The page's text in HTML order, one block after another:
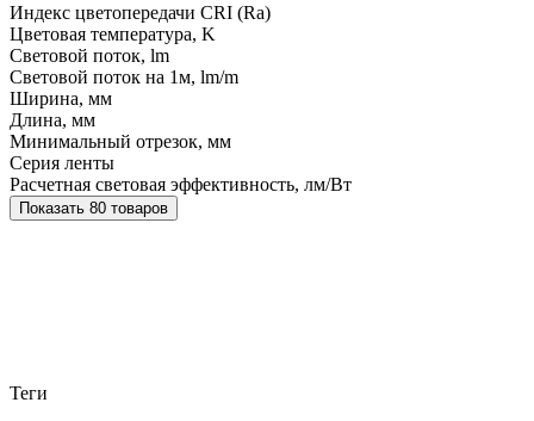
Индекс цветопередачи CRI (Ra)
Цветовая температура, K
Световой поток, lm
Световой поток на 1м, lm/m
Ширина, мм
Длина, мм
Минимальный отрезок, мм
Серия ленты
Расчетная световая эффективность, лм/Вт
Показать 80 товаров
Теги